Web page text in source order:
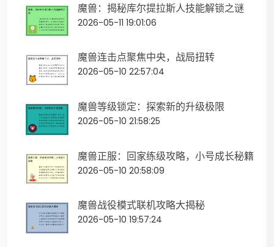
魔兽：揭秘库尔提拉斯人技能解锁之谜
2026-05-11 19:01:06
魔兽连击点聚焦中央，战局扭转
2026-05-10 22:57:04
魔兽等级锁定：探索新的升级极限
2026-05-10 21:58:25
魔兽正服：回家练级攻略，小号成长秘籍
2026-05-10 20:58:09
魔兽战役模式联机攻略大揭秘
2026-05-10 19:57:24